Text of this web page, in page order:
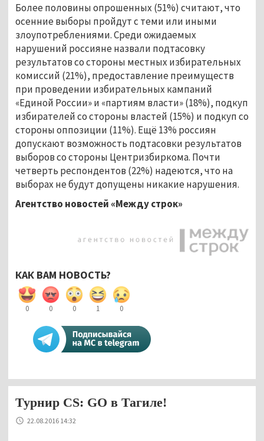
Более половины опрошенных (51%) считают, что
осенние выборы пройдут с теми или иными
злоупотреблениями. Среди ожидаемых
нарушений россияне назвали подтасовку
результатов со стороны местных избирательных
комиссий (21%), предоставление преимуществ
при проведении избирательных кампаний
«Единой России» и «партиям власти» (18%), подкуп
избирателей со стороны властей (15%) и подкуп со
стороны оппозиции (11%). Ещё 13% россиян
допускают возможность подтасовки результатов
выборов со стороны Центризбиркома. Почти
четверть респондентов (22%) надеются, что на
выборах не будут допущены никакие нарушения.
Агентство новостей «Между строк»
КАК ВАМ НОВОСТЬ?
0 0 0 1 0
Турнир CS: GO в Тагиле!
22.08.2016 14:32